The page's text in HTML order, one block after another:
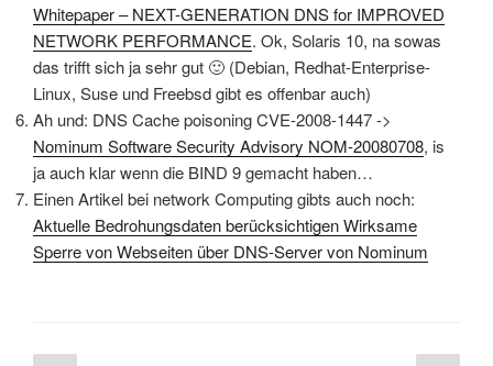
Whitepaper – NEXT-GENERATION DNS for IMPROVED
NETWORK PERFORMANCE. Ok, Solaris 10, na sowas
das trifft sich ja sehr gut 🙂 (Debian, Redhat-Enterprise-
Linux, Suse und Freebsd gibt es offenbar auch)
Ah und: DNS Cache poisoning CVE-2008-1447 ->
Nominum Software Security Advisory NOM-20080708, is
ja auch klar wenn die BIND 9 gemacht haben…
Einen Artikel bei network Computing gibts auch noch:
Aktuelle Bedrohungsdaten berücksichtigen Wirksame
Sperre von Webseiten über DNS-Server von Nominum